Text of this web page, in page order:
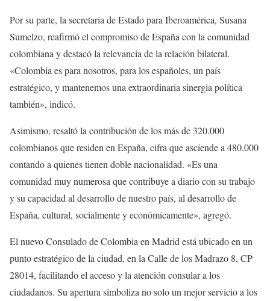
Por su parte, la secretaria de Estado para Iberoamérica, Susana
Sumelzo, reafirmó el compromiso de España con la comunidad
colombiana y destacó la relevancia de la relación bilateral.
«Colombia es para nosotros, para los españoles, un país
estratégico, y mantenemos una extraordinaria sinergia política
también», indicó.
Asimismo, resaltó la contribución de los más de 320.000
colombianos que residen en España, cifra que asciende a 480.000
contando a quienes tienen doble nacionalidad. «Es una
comunidad muy numerosa que contribuye a diario con su trabajo
y su capacidad al desarrollo de nuestro país, al desarrollo de
España, cultural, socialmente y económicamente», agregó.
El nuevo Consulado de Colombia en Madrid está ubicado en un
punto estratégico de la ciudad, en la Calle de los Madrazo 8, CP
28014, facilitando el acceso y la atención consular a los
ciudadanos. Su apertura simboliza no solo un mejor servicio a los